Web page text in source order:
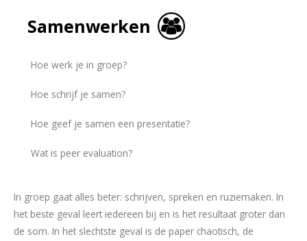
Samenwerken
Hoe werk je in groep?
Hoe schrijf je samen?
Hoe geef je samen een presentatie?
Wat is peer evaluation?
In groep gaat alles beter: schrijven, spreken en ruziemaken. In
het beste geval leert iedereen bij en is het resultaat groter dan
de som. In het slechtste geval is de paper chaotisch, de